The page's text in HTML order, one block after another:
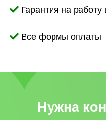
Гарантия на работу
Все формы оплаты
Нужна